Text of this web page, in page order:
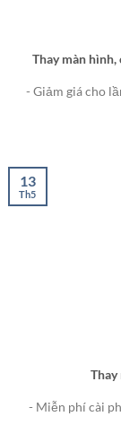
Thay màn
- Giảm giá cho
Thay
- Miễn phí cài
13
Th5